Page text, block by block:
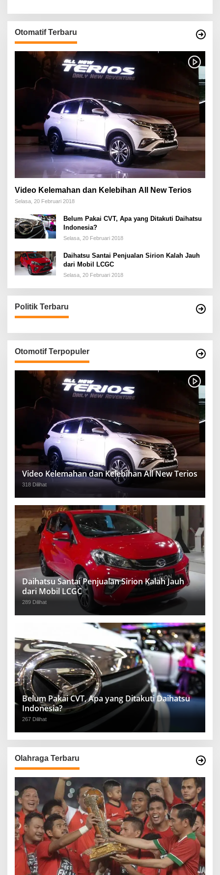
Otomatif Terbaru
Video Kelemahan dan Kelebihan All New Terios
Selasa, 20 Februari 2018
Belum Pakai CVT, Apa yang Ditakuti Daihatsu
Indonesia?
Selasa, 20 Februari 2018
Daihatsu Santai Penjualan Sirion Kalah Jauh
dari Mobil LCGC
Selasa, 20 Februari 2018
Politik Terbaru
Otomotif Terpopuler
Video Kelemahan dan Kelebihan All New Terios
318 Dilihat
Daihatsu Santai Penjualan Sirion Kalah Jauh
dari Mobil LCGC
289 Dilihat
Belum Pakai CVT, Apa yang Ditakuti Daihatsu
Indonesia?
267 Dilihat
Olahraga Terbaru